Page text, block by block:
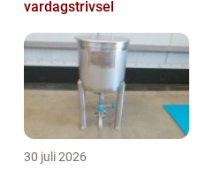
vardagstrivsel
30 juli 2026